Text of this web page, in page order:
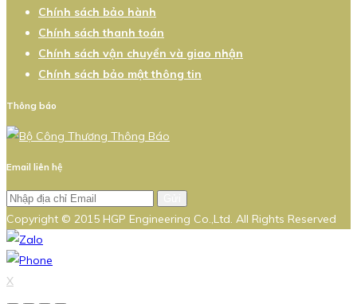
Chính sách bảo hành
Chính sách thanh toán
Chính sách vận chuyển và giao nhận
Chính sách bảo mật thông tin
Thông báo
Email liên hệ
Copyright © 2015 HGP Engineering Co.,Ltd. All Rights Reserved
X